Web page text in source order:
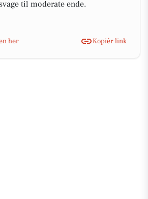
til moderate ende.
her
Kopiér link